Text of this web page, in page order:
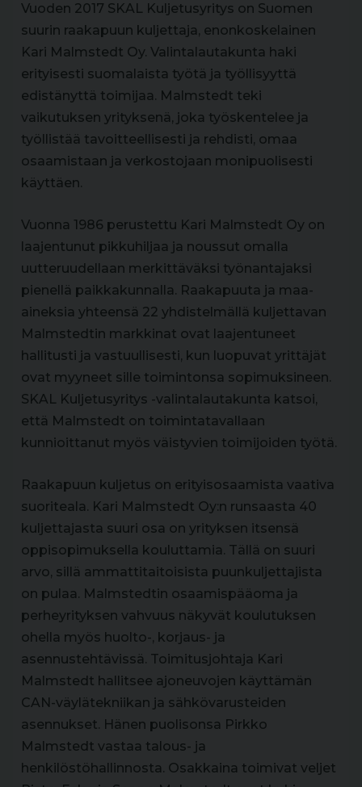
Vuoden 2017 SKAL Kuljetusyritys on Suomen
suurin raakapuun kuljettaja, enonkoskelainen
Kari Malmstedt Oy. Valintalautakunta haki
erityisesti suomalaista työtä ja työllisyyttä
edistänyttä toimijaa. Malmstedt teki
vaikutuksen yrityksenä, joka työskentelee ja
työllistää tavoitteellisesti ja rehdisti, omaa
osaamistaan ja verkostojaan monipuolisesti
käyttäen.
Vuonna 1986 perustettu Kari Malmstedt Oy on
laajentunut pikkuhiljaa ja noussut omalla
uutteruudellaan merkittäväksi työnantajaksi
pienellä paikkakunnalla. Raakapuuta ja maa-
aineksia yhteensä 22 yhdistelmällä kuljettavan
Malmstedtin markkinat ovat laajentuneet
hallitusti ja vastuullisesti, kun luopuvat yrittäjät
ovat myyneet sille toimintonsa sopimuksineen.
SKAL Kuljetusyritys -valintalautakunta katsoi,
että Malmstedt on toimintatavallaan
kunnioittanut myös väistyvien toimijoiden työtä.
Raakapuun kuljetus on erityisosaamista vaativa
suoriteala. Kari Malmstedt Oy:n runsaasta 40
kuljettajasta suuri osa on yrityksen itsensä
oppisopimuksella kouluttamia. Tällä on suuri
arvo, sillä ammattitaitoisista puunkuljettajista
on pulaa. Malmstedtin osaamispääoma ja
perheyrityksen vahvuus näkyvät koulutuksen
ohella myös huolto-, korjaus- ja
asennustehtävissä. Toimitusjohtaja Kari
Malmstedt hallitsee ajoneuvojen käyttämän
CAN-väylätekniikan ja sähkövarusteiden
asennukset. Hänen puolisonsa Pirkko
Malmstedt vastaa talous- ja
henkilöstöhallinnosta. Osakkaina toimivat veljet